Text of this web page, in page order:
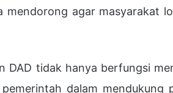
mendorong agar masyarakat
DAD tidak hanya berfungsi
dalam mendukung